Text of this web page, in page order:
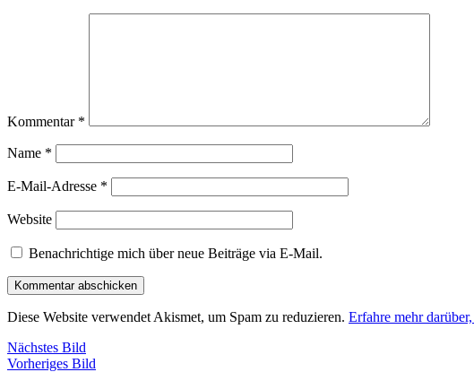
Kommentar *
Name *
E-Mail-Adresse *
Website
Benachrichtige mich über neue Beiträge via E-Mail.
Diese Website verwendet Akismet, um Spam zu reduzieren. Erfahre mehr
Nächstes Bild
Vorheriges Bild